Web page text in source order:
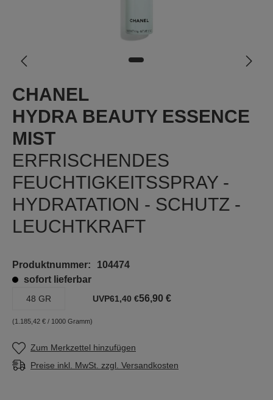
CHANEL
HYDRA BEAUTY ESSENCE
MIST
ERFRISCHENDES
FEUCHTIGKEITSSPRAY -
HYDRATATION - SCHUTZ -
LEUCHTKRAFT
Produktnummer:
104474
sofort lieferbar
48 GR
(1.185,42 € / 1000 Gramm)
UVP61,40 €56,90 €
Zum Merkzettel hinzufügen
Preise inkl. MwSt. zzgl. Versandkosten